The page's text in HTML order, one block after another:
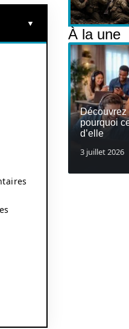
À la une
Découvrez
pourquoi
d’elle
3 juillet 2026